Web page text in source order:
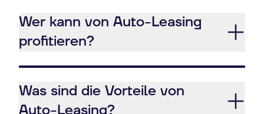
Wer kann von Auto-Leasing
profitieren?
Was sind die Vorteile von